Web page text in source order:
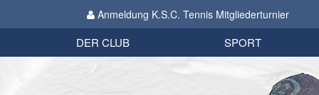
Anmeldung K.S.C. Tennis Mitgliederturnier
DER CLUB
Organisation
SPORT
Biathlon
Datenschutzverordnung 2018
Impressum